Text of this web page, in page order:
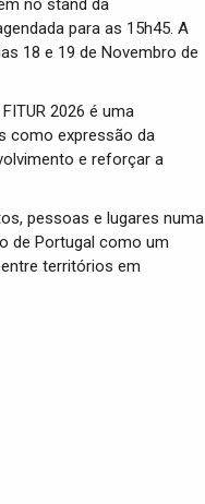
no stand da
para as 15h45. A
18 e 19 de Novembro de
2026 é uma
como expressão da
e reforçar a
pessoas e lugares numa
de Portugal como um
territórios em